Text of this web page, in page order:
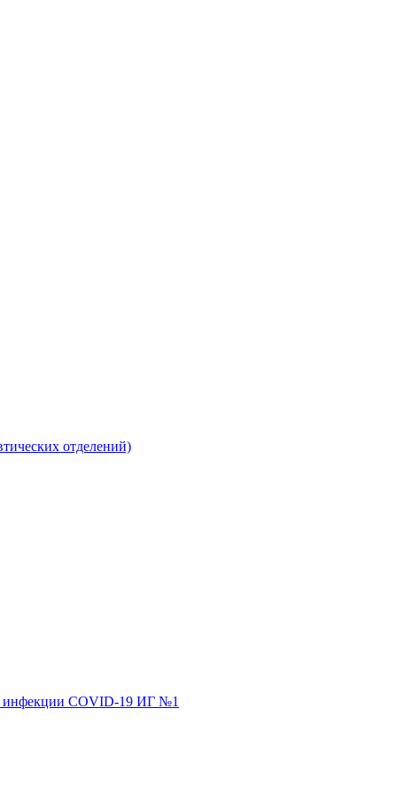
отделений)
инфекции COVID-19 ИГ №1